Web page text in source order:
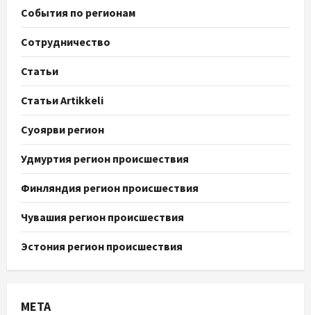
События по регионам
Сотрудничество
Статьи
Статьи Artikkeli
Суоярви регион
Удмуртия регион происшествия
Финляндия регион происшествия
Чувашия регион происшествия
Эстония регион происшествия
МЕТА